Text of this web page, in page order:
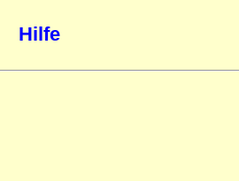
Hilfe